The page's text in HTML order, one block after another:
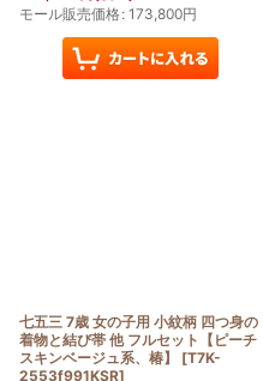
モール販売価格: 173,800円
七五三 7歳 女の子用 小紋柄 四つ身の
着物と結び帯 他 フルセット【ピーチ
スキンベージュ系、椿】
[T7K-
2553f991KSR]